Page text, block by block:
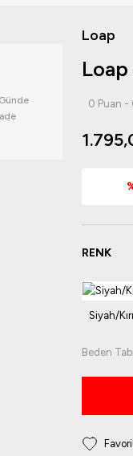
Loap
0 Puan -
RENK
Beden